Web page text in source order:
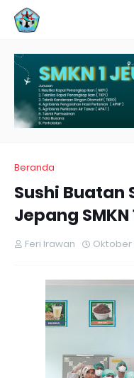
Beranda
Sushi Buatan
Jepang SMKN
Feri Irawan Oktober